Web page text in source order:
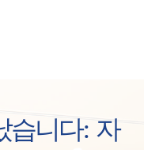
습니다: 자